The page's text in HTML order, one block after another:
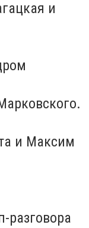
и
и Максим
разговора